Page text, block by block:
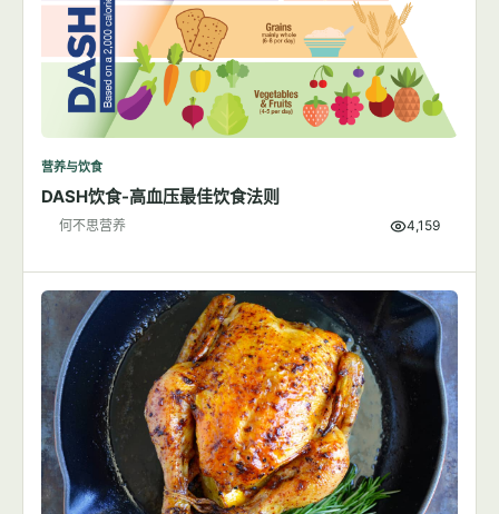
营养与饮食
DASH饮食-高血压最佳饮食法则
何不思营养 4,159